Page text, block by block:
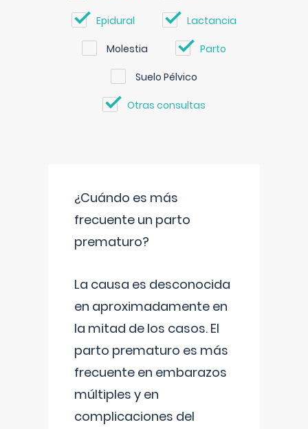
Epidural Lactancia
Molestia Parto
Suelo Pélvico
Otras consultas
¿Cuándo es más
frecuente un parto
prematuro?
La causa es desconocida
en aproximadamente en
la mitad de los casos. El
parto prematuro es más
frecuente en embarazos
múltiples y en
complicaciones del